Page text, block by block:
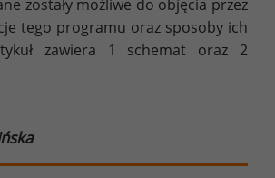
zostały możliwe do objęcia przez
tego programu oraz sposoby ich
zawiera 1 schemat oraz 2